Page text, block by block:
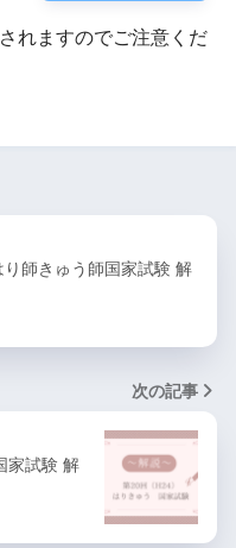
れますのでご注意くだ
師きゅう師国家試験 解
次の記事
家試験 解